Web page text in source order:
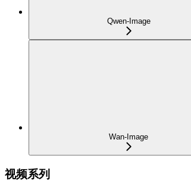
Qwen-Image
Wan-Image
视频系列